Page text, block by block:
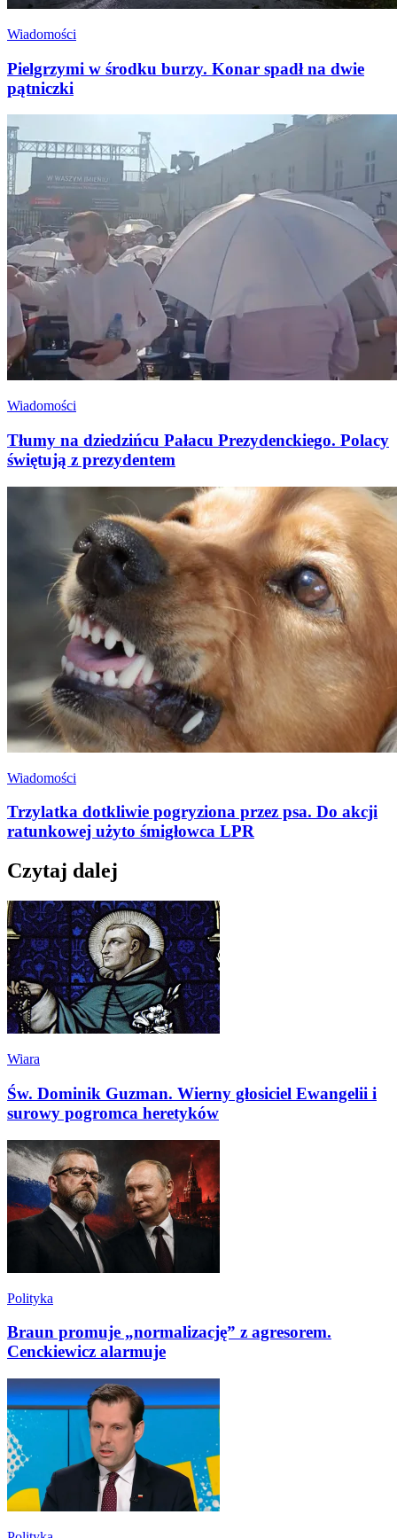
Wiadomości
Pielgrzymi w środku burzy. Konar spadł na dwie
pątniczki
Wiadomości
Tłumy na dziedzińcu Pałacu Prezydenckiego. Polacy
świętują z prezydentem
Wiadomości
Trzylatka dotkliwie pogryziona przez psa. Do akcji
ratunkowej użyto śmigłowca LPR
Czytaj dalej
Wiara
Św. Dominik Guzman. Wierny głosiciel Ewangelii i
surowy pogromca heretyków
Polityka
Braun promuje „normalizację” z agresorem.
Cenckiewicz alarmuje